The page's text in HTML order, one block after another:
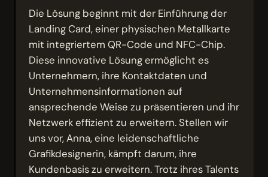
Die Lösung beginnt mit der Einführung der
Landing Card, einer physischen Metallkarte
mit integriertem QR-Code und NFC-Chip.
Diese innovative Lösung ermöglicht es
Unternehmern, ihre Kontaktdaten und
Unternehmensinformationen auf
ansprechende Weise zu präsentieren und ihr
Netzwerk effizient zu erweitern. Stellen wir
uns vor, Anna, eine leidenschaftliche
Grafikdesignerin, kämpft darum, ihre
Kundenbasis zu erweitern. Trotz ihres Talents